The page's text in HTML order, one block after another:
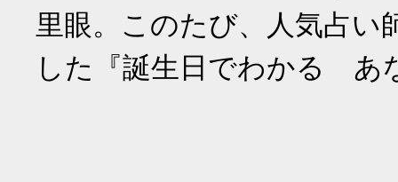
里眼。このたび、人気占い
した『誕生日でわかる あ